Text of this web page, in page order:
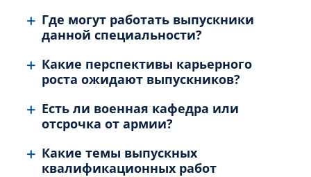
Где могут работать выпускники
данной специальности?
Какие перспективы карьерного
роста ожидают выпускников?
Есть ли военная кафедра или
отсрочка от армии?
Какие темы выпускных
квалификационных работ